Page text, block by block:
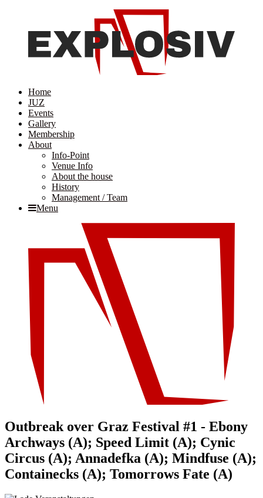
Home
JUZ
Events
Gallery
Membership
About
Info-Point
Venue Info
About the house
History
Management / Team
Menu
Outbreak over Graz Festival #1 - Ebony
Archways (A); Speed Limit (A); Cynic
Circus (A); Annadefka (A); Mindfuse (A);
Containecks (A); Tomorrows Fate (A)